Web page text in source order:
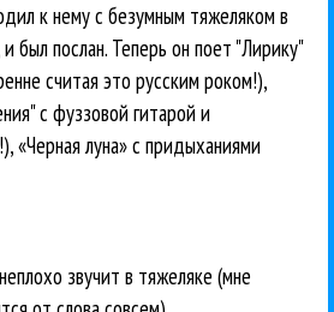
к нему с безумным тяжеляком в
был послан. Теперь он поет "Лирику"
считая это русским роком!),
с фуззовой гитарой и
«Черная луна» с придыханиями
звучит в тяжеляке (мне